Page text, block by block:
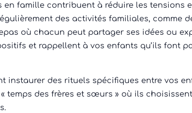
en famille contribuent à réduire les tensions
des activités familiales, comme
où chacun peut partager ses idées ou
et rappellent à vos enfants qu’ils font
instaurer des rituels spécifiques entre vos
temps des frères et sœurs » où ils